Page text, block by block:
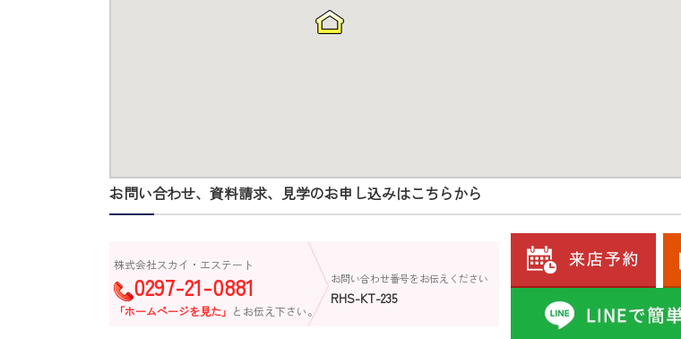
お問い合わせ、資料請求、見学のお申し込みはこちらから
株式会社スカイ・エステート
0297-21-0881
「ホームページを見た」 とお伝え下さい。
お問い合わせ番号をお伝えください
RHS-KT-235